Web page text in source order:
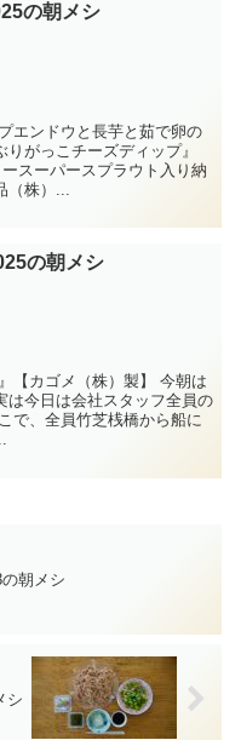
の朝メシ
エンドウと長芋と茹で卵の
がっこチーズディップ』
スーパースプラウト入り納
株）...
の朝メシ
カゴメ（株）製】 今朝は
は今日は会社スタッフ全員の
で、全員竹芝桟橋から船に
朝メシ
シ